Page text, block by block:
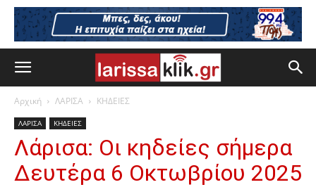
Αρχική ΛΑΡΙΣΑ ΚΗΔΕΙΕΣ
ΛΑΡΙΣΑ ΚΗΔΕΙΕΣ
Λάρισα: Οι κηδείες σήμερα
Δευτέρα 6 Οκτωβρίου 2025